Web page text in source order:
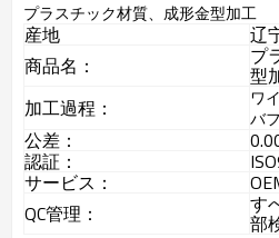
プラスチック材質、成形金型加工
産地
辽
商品名：
プ
型
加工過程：
ワ
バフ
公差：
認証：
サービス：
QC管理：
す
部